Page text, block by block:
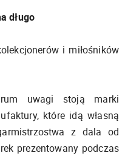
długo
i miłośników
uwagi stoją marki
które idą własną
z dala od
prezentowany podczas